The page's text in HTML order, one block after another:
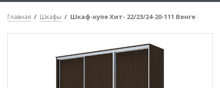
Главная Шкафы Шкаф-купе Хит- 22/23/24-20-111 Венге